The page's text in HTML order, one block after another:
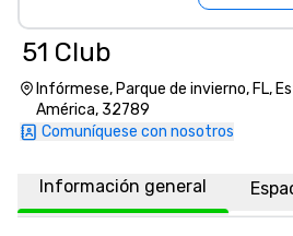
51 Club
Infórmese, Parque de invierno, FL,
América, 32789
Comuníquese con nosotros
Información general